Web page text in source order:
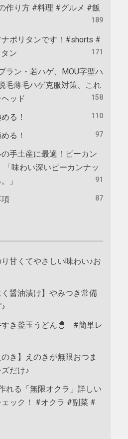
作り方 #料理 #グルメ #飯
189
ポリタンです！#shorts #
ン
171
ラン・若ハゲ、MOU字型ハ
毛薄毛ハゲ克服対策、これ
ッド
158
る！ 110
る！ 97
手土産に最適！ピーカン
味わい深いピーカンナッ
」
91
87
り甘くてやさしい味わい♪お
く醤油漬け】やみつき常備
すき釜玉うどん🐣 #簡単レ
のき】えのきが無限おつま
だけ♪
れる「無限オクラ」詳しい
ック！ #オクラ #副菜 #